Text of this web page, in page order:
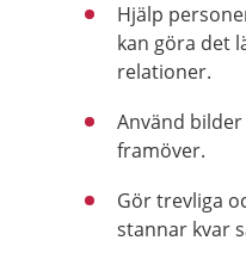
Hjälp
kan göra det
relationer.
Använd
framöver.
Gör trevliga
stannar kvar